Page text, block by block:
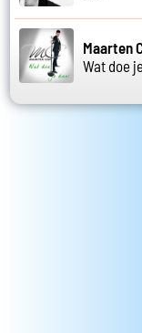
Maarten
Wat doe